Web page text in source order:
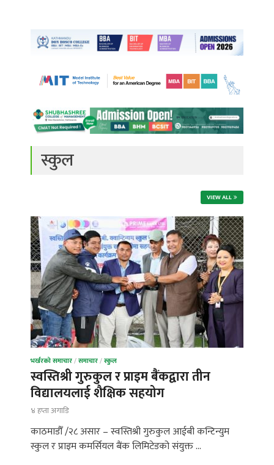
स्कुल
VIEW ALL
भर्खरको समाचार/समाचार/स्कुल
स्वस्तिश्री गुरुकुल र प्राइम बैंकद्वारा तीन
विद्यालयलाई शैक्षिक सहयोग
४ हप्ता अगाडि
काठमाडौँ /२८ असार – स्वस्तिश्री गुरुकुल आईबी कन्टिन्युम
स्कुल र प्राइम कमर्सियल बैंक लिमिटेडको संयुक्त …